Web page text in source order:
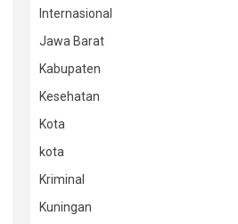
Internasional
Jawa Barat
Kabupaten
Kesehatan
Kota
kota
Kriminal
Kuningan